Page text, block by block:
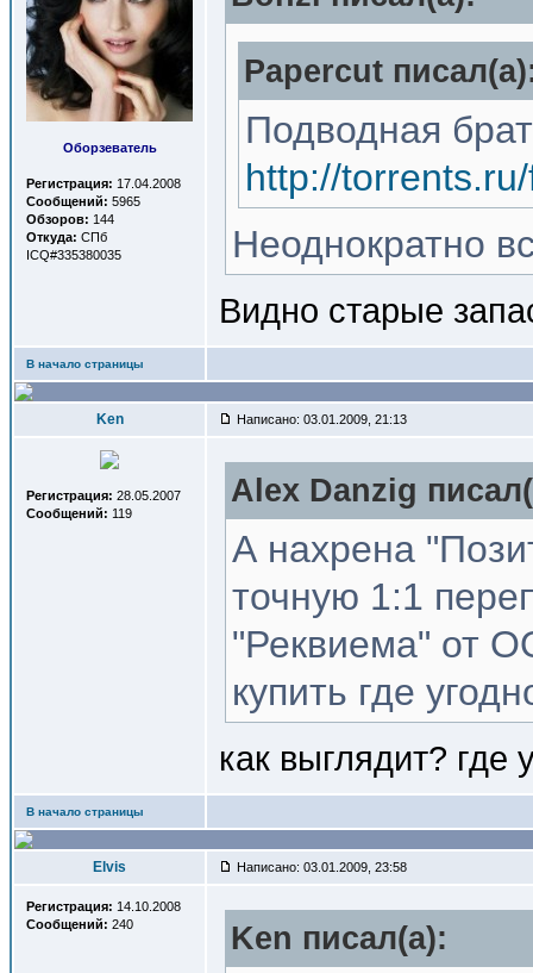
Оборзеватель
Регистрация: 17.04.2008
Сообщений: 5965
Обзоров: 144
Откуда: СПб
ICQ#335380035
Papercut
Подводная
http://
Неоднократно
Видно старые
В начало страницы
Ken Написано: 03.01.2009, 21:13
Регистрация: 28.05.2007
Сообщений: 119
Alex Danzig
А нахрена
точную 1:1
"Реквиема" от
купить где
как выглядит? где
В начало страницы
Elvis Написано: 03.01.2009, 23:58
Регистрация: 14.10.2008
Сообщений: 240 Ken писал(a):